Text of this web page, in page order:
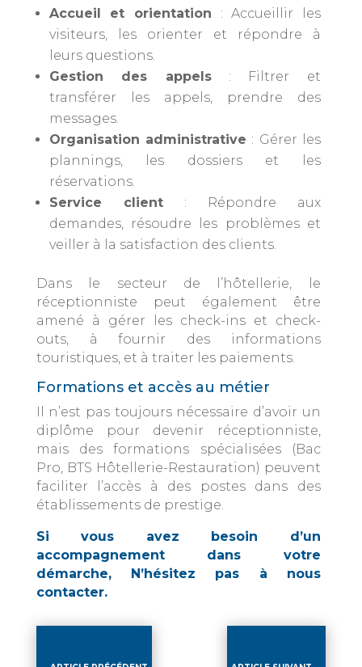
Accueil et orientation : Accueillir les
visiteurs, les orienter et répondre à
leurs questions.
Gestion des appels: Filtrer et
transférer les appels, prendre des
messages.
Organisation administrative : Gérer les
plannings, les dossiers et les
réservations.
Service client: Répondre aux
demandes, résoudre les problèmes et
veiller à la satisfaction des clients.
Dans le secteur de l’hôtellerie, le
réceptionniste peut également être
amené à gérer les check-ins et check-
outs, à fournir des informations
touristiques, et à traiter les paiements.
Formations et accès au métier
Il n’est pas toujours nécessaire d’avoir un
diplôme pour devenir réceptionniste,
mais des formations spécialisées (Bac
Pro, BTS Hôtellerie-Restauration) peuvent
faciliter l’accès à des postes dans des
établissements de prestige.
Si vous avez besoin d’un
accompagnement dans votre
démarche, N’hésitez pas à nous
contacter.